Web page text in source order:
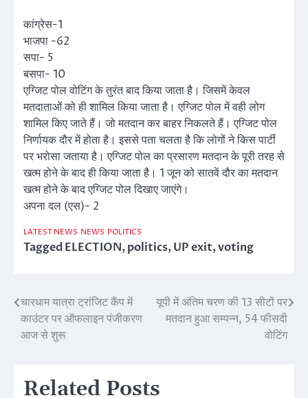
कांग्रेस-1
भाजपा -62
सपा- 5
बसपा- 10
एग्जिट पोल वोटिंग के तुरंत बाद किया जाता है। जिसमें केवल
मतदाताओं को ही शामिल किया जाता है। एग्जिट पोल में वही लोग
शामिल किए जाते हैं। जो मतदान कर बाहर निकलते हैं। एग्जिट पोल
निर्णायक दौर में होता है। इससे पता चलता है कि लोगों ने किस पार्टी
पर भरोसा जताया है। एग्जिट पोल का प्रसारण मतदान के पूरी तरह से
खत्म होने के बाद ही किया जाता है। 1 जून को सातवें दौर का मतदान
खत्म होने के बाद एग्जिट पोल दिखाए जाएंगे।
अपना दल (एस)- 2
LATEST NEWS NEWS POLITICS
TaggedELECTION,politics,UP exit,voting
Post
navigation
चारधाम यात्रा ट्रांजिट कैंप में
काउंटर पर ऑफलाइन पंजीकरण
आज से शुरू
यूपी में अंतिम चरण की 13 सीटों पर
मतदान हुआ सम्पन्न, 54 फीसदी
वोटिंग
Related Posts